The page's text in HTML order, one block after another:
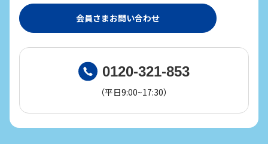
会員さまお問い合わせ
0120-321-853
（平日9:00~17:30）